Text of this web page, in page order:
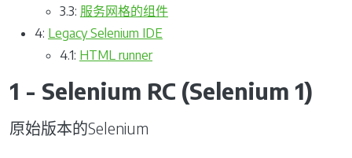
3.3: 服务网格的组件
4: Legacy Selenium IDE
4.1: HTML runner
1 - Selenium RC (Selenium 1)
原始版本的Selenium